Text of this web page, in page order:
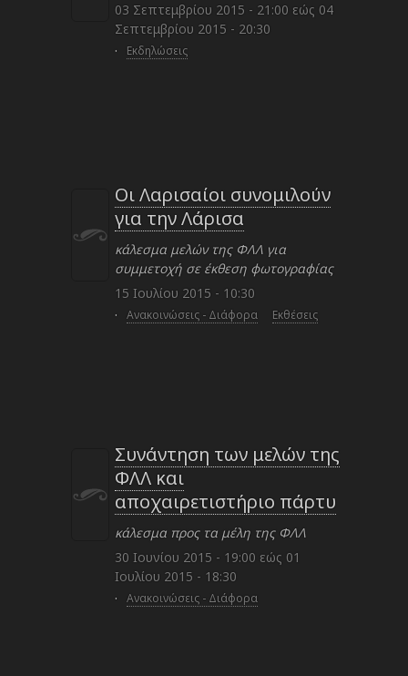
03 Σεπτεμβρίου 2015 - 21:00 εώς 04
Σεπτεμβρίου 2015 - 20:30
· Εκδηλώσεις
Οι Λαρισαίοι συνομιλούν
για την Λάρισα
κάλεσμα μελών της ΦΛΛ για
συμμετοχή σε έκθεση φωτογραφίας
15 Ιουλίου 2015 - 10:30
· Ανακοινώσεις - Διάφορα Εκθέσεις
Συνάντηση των μελών της
ΦΛΛ και
αποχαιρετιστήριο πάρτυ
κάλεσμα προς τα μέλη της ΦΛΛ
30 Ιουνίου 2015 - 19:00 εώς 01
Ιουλίου 2015 - 18:30
· Ανακοινώσεις - Διάφορα